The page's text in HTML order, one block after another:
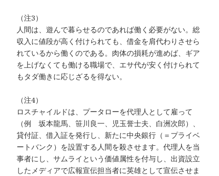
（注3）
人間は、遊んで暮らせるのであれば働く必要がない。総
収入に値段が高く付けられても、借金を肩代わりさせら
れているから働くのである。肉体の損耗が進めば、ギア
を上げなくても働ける職場で、エサ代が安く付けられて
もタダ働きに応じざるを得ない。
（注4）
ロスチャイルドは、プータローを代理人として雇って
（例 坂本龍馬、笹川良一、児玉誉士夫、白洲次郎）、
貸付証、借入証を発行し、新たに中央銀行（＝プライベ
ートバンク）を設置する人間を殺させます。代理人を当
事者にし、サムライという価値属性を付与し、出資設立
したメディアで広報宣伝担当者に英雄として宣伝させま